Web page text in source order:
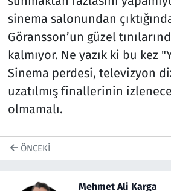
sinema salonundan
Göransson’un güzel
kalmıyor. Ne yazık ki bu kez
Sinema perdesi, televizyon
uzatılmış finallerinin
olmamalı.
ÖNCEKI
Mehmet Ali Karga